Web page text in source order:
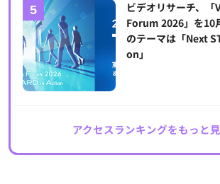
ビデオリサーチ、
Forum 2026」を10
のテーマは「Next
on」
アクセスランキングをもっと